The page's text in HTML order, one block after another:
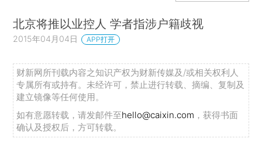
北京将推以业控人 学者指涉户籍歧视
2015年04月04日 APP打开
财新网所刊载内容之知识产权为财新传媒及/或相关权利人
专属所有或持有。未经许可，禁止进行转载、摘编、复制及
建立镜像等任何使用。
如有意愿转载，请发邮件至hello@caixin.com ，获得书面
确认及授权后，方可转载。